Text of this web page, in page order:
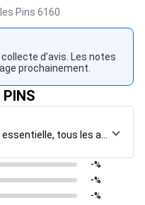
Pins 6160
d’avis. Les notes
prochainement.
-%
-%
-%